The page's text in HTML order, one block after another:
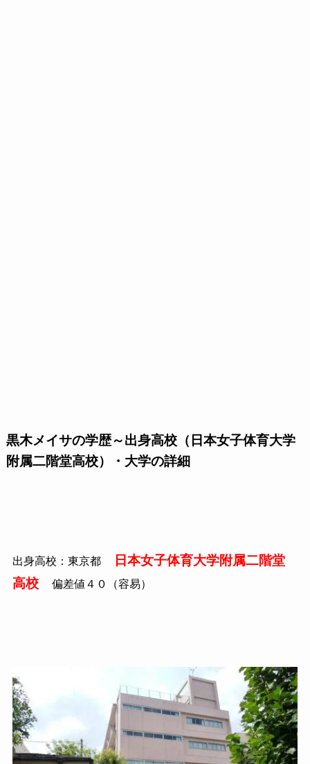
黒木メイサの学歴～出身高校（日本女子体育大学
附属二階堂高校）・大学の詳細
出身高校：東京都
日本女子体育大学附属二階堂
高校
偏差値４０（容易）